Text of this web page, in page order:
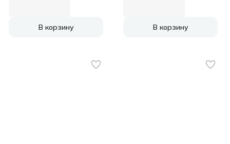
кабель HDMI 1.5м в
комплекте [LCD-
В корзину В корзину